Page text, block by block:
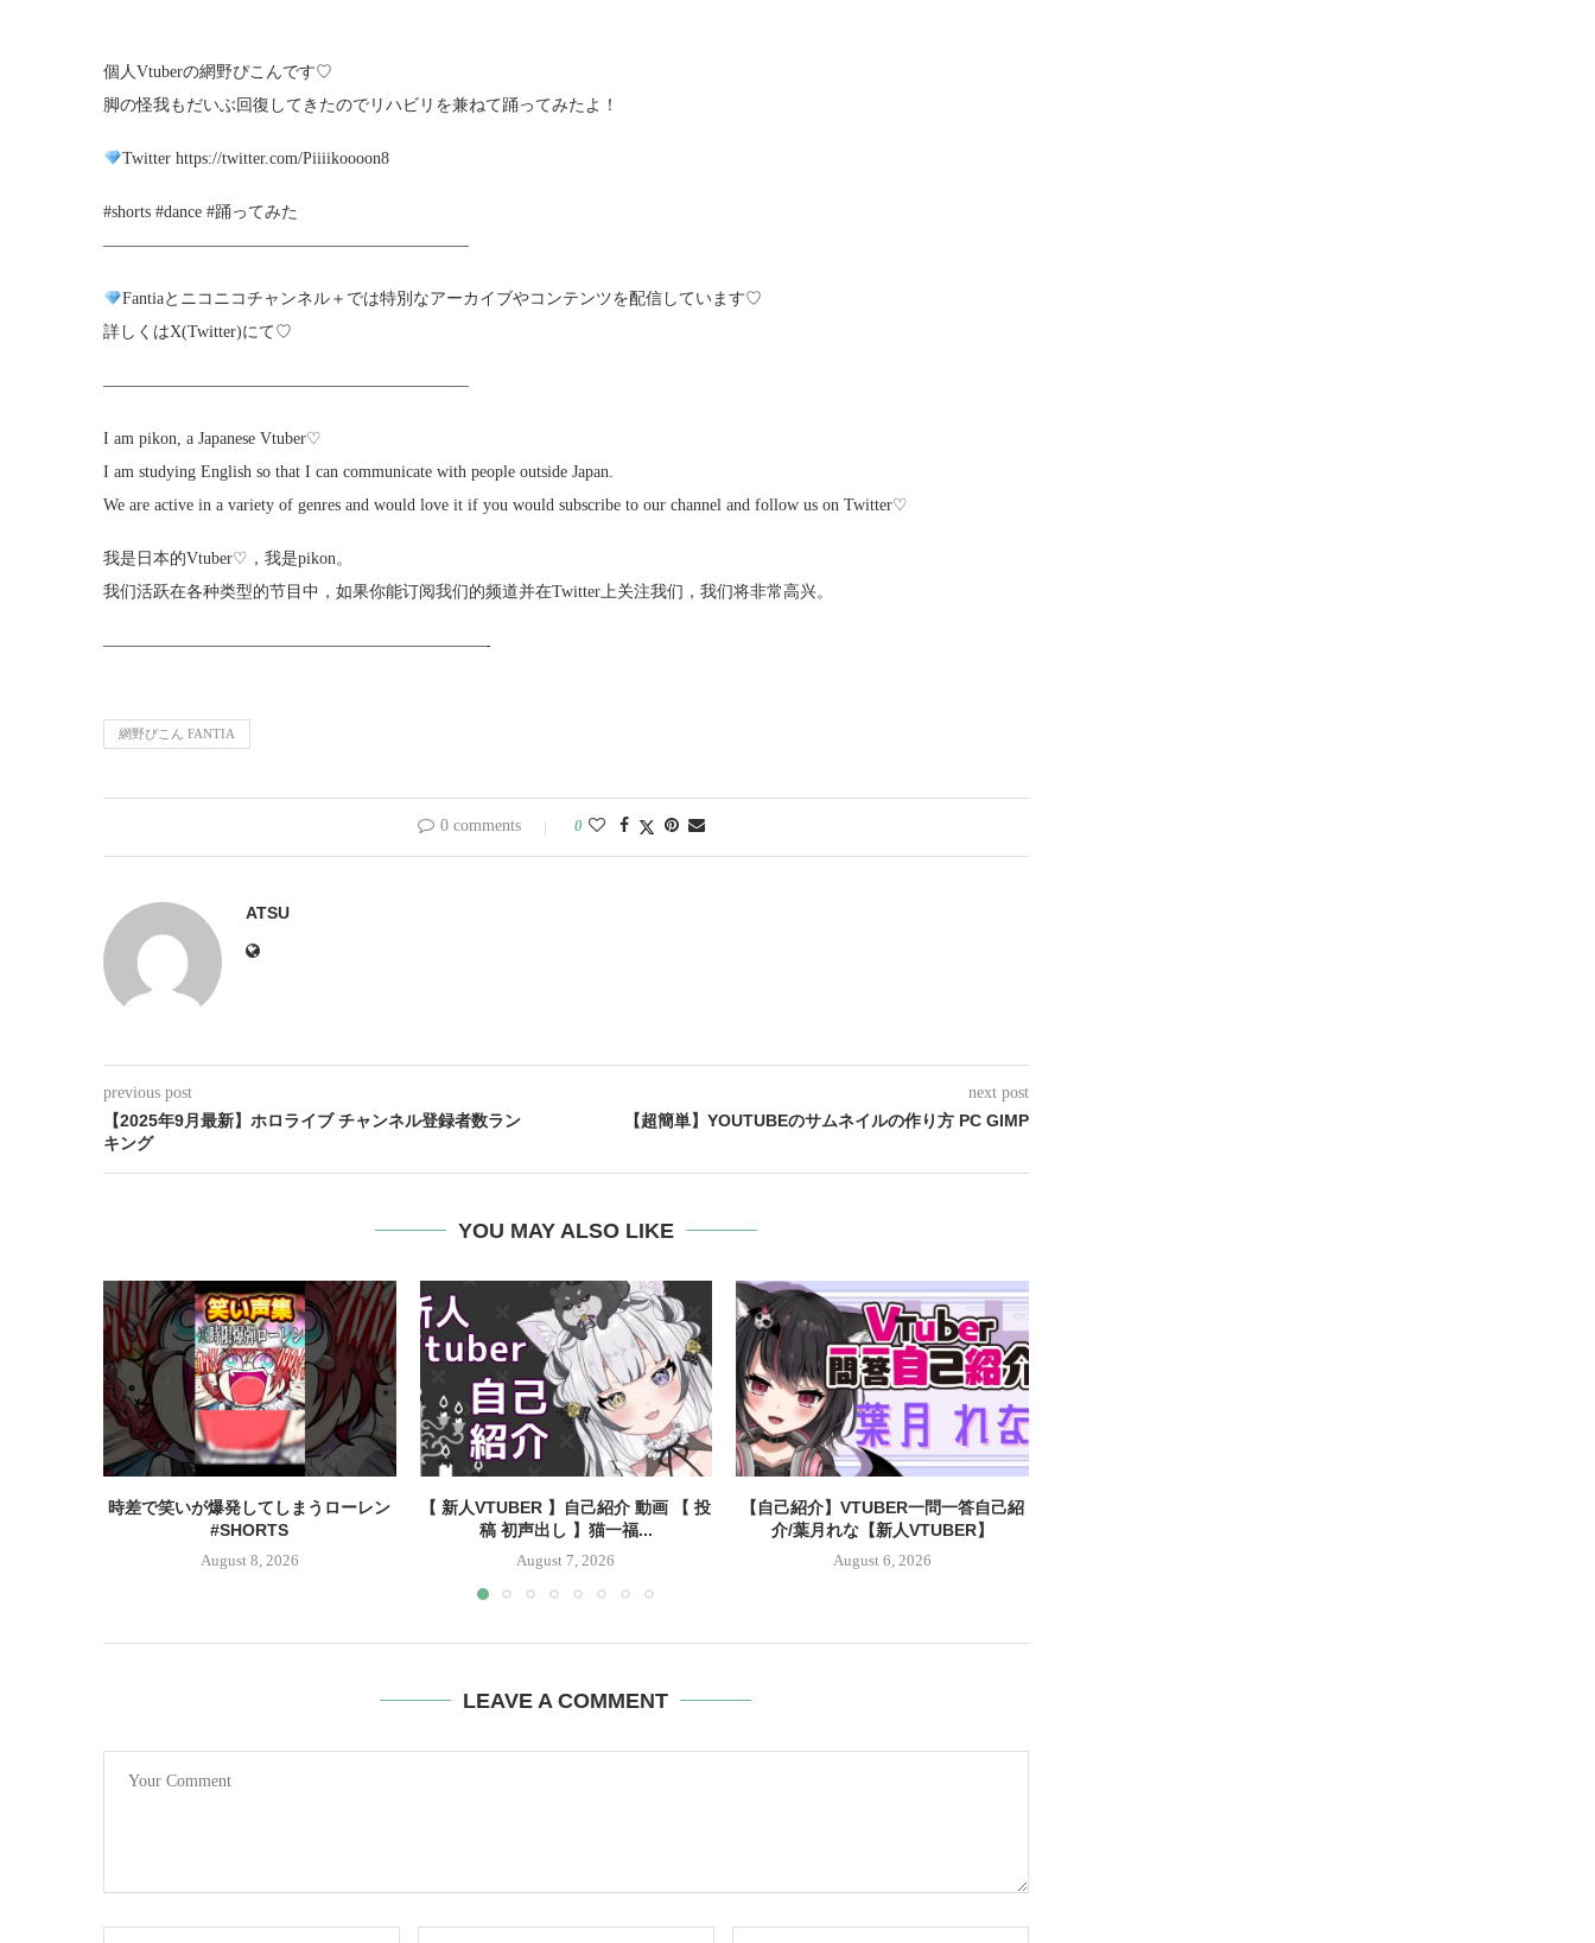
個人Vtuberの網野ぴこんです♡
脚の怪我もだいぶ回復してきたのでリハビリを兼ねて踊ってみたよ！
Twitter https://twitter.com/Piiiikoooon8
#shorts #dance #踊ってみた
——————————————————————
Fantiaとニコニコチャンネル＋では特別なアーカイブやコンテンツを配信しています♡
詳しくはX(Twitter)にて♡
——————————————————————
I am pikon, a Japanese Vtuber♡
I am studying English so that I can communicate with people outside Japan.
We are active in a variety of genres and would love it if you would subscribe to our channel and follow us on Twitter♡
我是日本的Vtuber♡，我是pikon。
我们活跃在各种类型的节目中，如果你能订阅我们的频道并在Twitter上关注我们，我们将非常高兴。
———————————————————————-
網野ぴこん FANTIA
0 comments 0
ATSU
previous post
【2025年9月最新】ホロライブ チャンネル登録者数ラン
キング
next post
【超簡単】YOUTUBEのサムネイルの作り方 PC GIMP
YOU MAY ALSO LIKE
時差で笑いが爆発してしまうローレン
#SHORTS
August 8, 2026
【 新人VTUBER 】自己紹介 動画 【 投
稿 初声出し 】猫一福...
August 7, 2026
【自己紹介】VTUBER一問一答自己紹
介/葉月れな【新人VTUBER】
August 6, 2026
LEAVE A COMMENT